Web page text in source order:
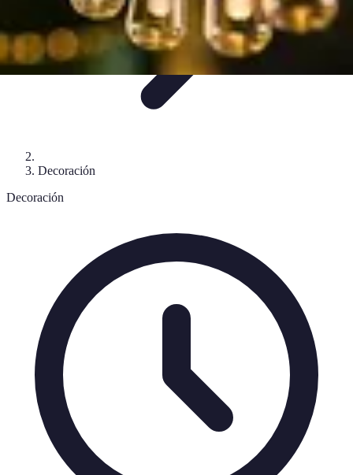
Decoración
Decoración